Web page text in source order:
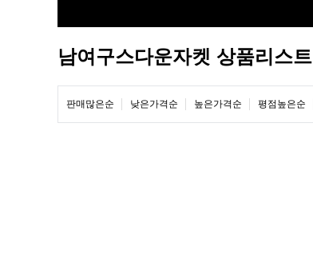
남여구스다운자켓 상품리스트
판매많은순 낮은가격순 높은가격순 평점높은순